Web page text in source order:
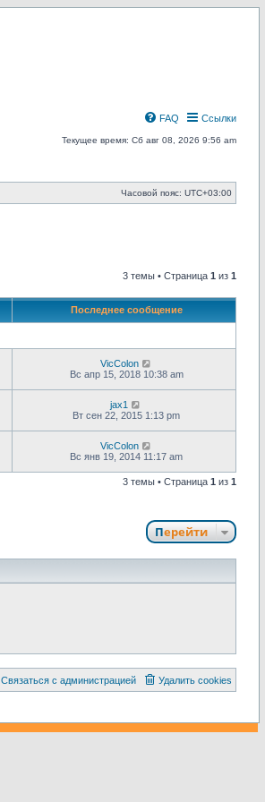
Ссылки
FAQ
Текущее время: Сб авг 08, 2026 9:56 am
Часовой пояс: UTC+03:00
3 темы • Страница 1 из 1
Последнее сообщение
VicColon
Вс апр 15, 2018 10:38 am
jax1
Вт сен 22, 2015 1:13 pm
VicColon
Вс янв 19, 2014 11:17 am
3 темы • Страница 1 из 1
Перейти
Удалить cookies
Связаться с администрацией